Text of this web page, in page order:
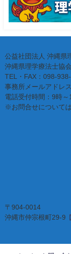
公益社団法人 沖縄県
沖縄県理学療法士協
TEL・FAX：098-
事務所メールアドレ
電話受付時間：9時
※お問合せについては
〒904-0014
沖縄市仲宗根町29-9